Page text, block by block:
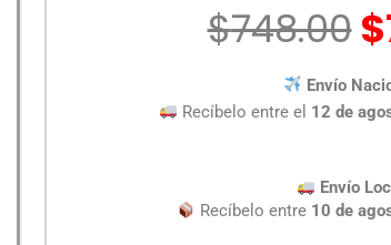
$748.00El
$
Envío
Recíbelo entre el 12 de
Envío
Recíbelo entre 10 de